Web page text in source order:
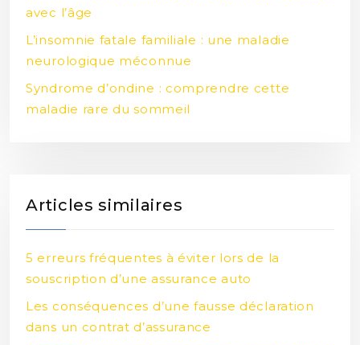
avec l’âge
L’insomnie fatale familiale : une maladie
neurologique méconnue
Syndrome d’ondine : comprendre cette
maladie rare du sommeil
Articles similaires
5 erreurs fréquentes à éviter lors de la
souscription d’une assurance auto
Les conséquences d’une fausse déclaration
dans un contrat d’assurance